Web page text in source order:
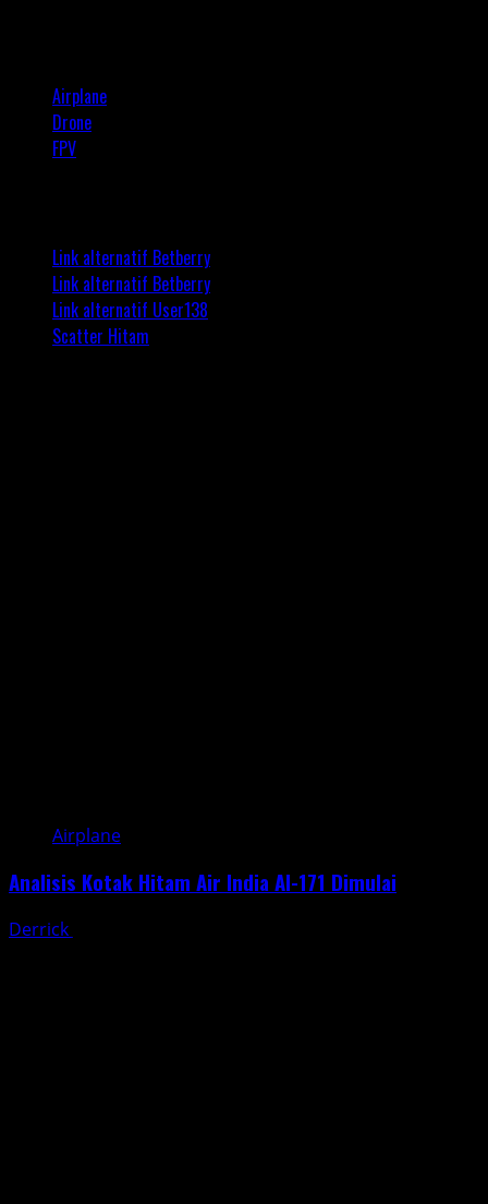
Airplane
Drone
FPV
Link alternatif Betberry
Link alternatif Betberry
Link alternatif User138
Scatter Hitam
Airplane
Analisis Kotak Hitam Air India AI-171 Dimulai
Derrick